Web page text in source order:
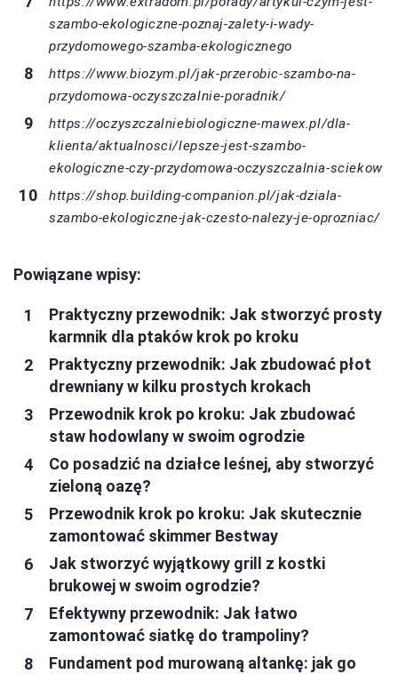
szambo-ekologiczne-poznaj-zalety-i-wady-
przydomowego-szamba-ekologicznego
https://www.biozym.pl/jak-przerobic-szambo-na-
przydomowa-oczyszczalnie-poradnik/
https://oczyszczalniebiologiczne-mawex.pl/dla-
klienta/aktualnosci/lepsze-jest-szambo-
ekologiczne-czy-przydomowa-oczyszczalnia-sciekow
https://shop.building-companion.pl/jak-dziala-
szambo-ekologiczne-jak-czesto-nalezy-je-oprozniac/
Powiązane wpisy:
Praktyczny przewodnik: Jak stworzyć prosty
karmnik dla ptaków krok po kroku
Praktyczny przewodnik: Jak zbudować płot
drewniany w kilku prostych krokach
Przewodnik krok po kroku: Jak zbudować
staw hodowlany w swoim ogrodzie
Co posadzić na działce leśnej, aby stworzyć
zieloną oazę?
Przewodnik krok po kroku: Jak skutecznie
zamontować skimmer Bestway
Jak stworzyć wyjątkowy grill z kostki
brukowej w swoim ogrodzie?
Efektywny przewodnik: Jak łatwo
zamontować siatkę do trampoliny?
Fundament pod murowaną altankę: jak go